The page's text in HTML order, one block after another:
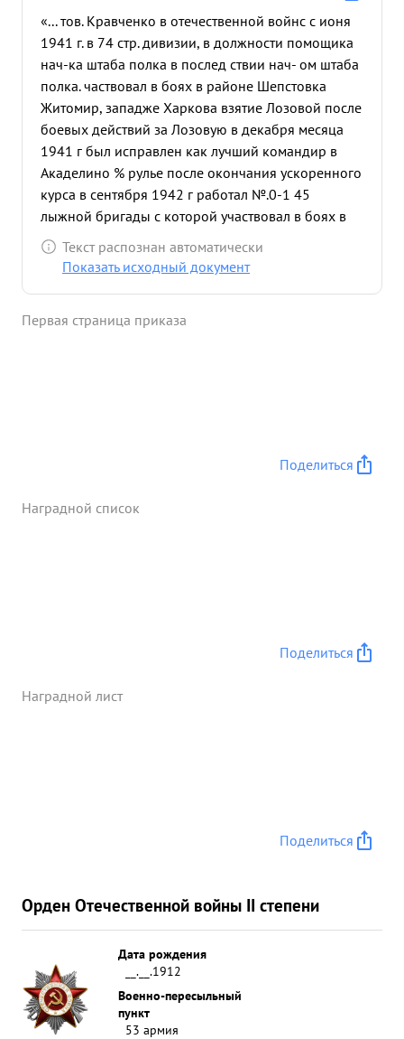
«... тов. Кравченко в отечественной войнс с ионя
1941 г. в 74 стр. дивизии, в должности помощика
нач-ка штаба полка в послед ствии нач- ом штаба
полка. частвовал в боях в районе Шепстовка
Житомир, западже Харкова взятие Лозовой после
боевых действий за Лозовую в декабря месяца
1941 г был исправлен как лучший командир в
Акаделино % рулье после окончания ускоренного
курса в сентября 1942 г работал №.0-1 45
лыжной бригады с которой участвовал в боях в
районе Демянта и взятка Козлова, после
ликвидации Демянской группировки пр-ка в
период сполагива ная соединский и в период
Текст распознан автоматически
Показать исходный документ
Первая страница приказа
Поделиться
Наградной список
Поделиться
Наградной лист
Поделиться
Орден Отечественной войны II степени
Дата рождения
__.__.1912
Военно-пересыльный
пункт
53 армия